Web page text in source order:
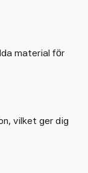
material för
vilket ger dig